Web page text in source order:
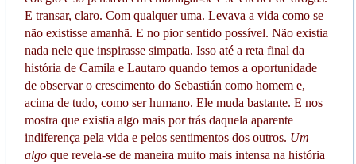
E transar, claro. Com qualquer uma. Levava a vida como se
não existisse amanhã. E no pior sentido possível. Não existia
nada nele que inspirasse simpatia. Isso até a reta final da
história de Camila e Lautaro quando temos a oportunidade
de observar o crescimento do Sebastián como homem e,
acima de tudo, como ser humano. Ele muda bastante. E nos
mostra que existia algo mais por trás daquela aparente
indiferença pela vida e pelos sentimentos dos outros. Um
algoque revela-se de maneira muito mais intensa na história